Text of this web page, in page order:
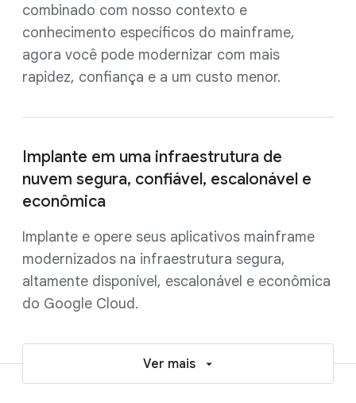
combinado com nosso contexto e
conhecimento específicos do mainframe,
agora você pode modernizar com mais
rapidez, confiança e a um custo menor.
Implante em uma infraestrutura de
nuvem segura, confiável, escalonável e
econômica
Implante e opere seus aplicativos mainframe
modernizados na infraestrutura segura,
altamente disponível, escalonável e econômica
do Google Cloud.
Ver mais